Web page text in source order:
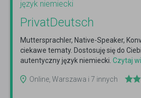
język niemiecki
PrivatDeutsch
Muttersprachler, Native-Speaker,
ciekawe tematy. Dostosuję się do
autentyczny język niemiecki. Czytaj
Online, Warszawa i 7 innych